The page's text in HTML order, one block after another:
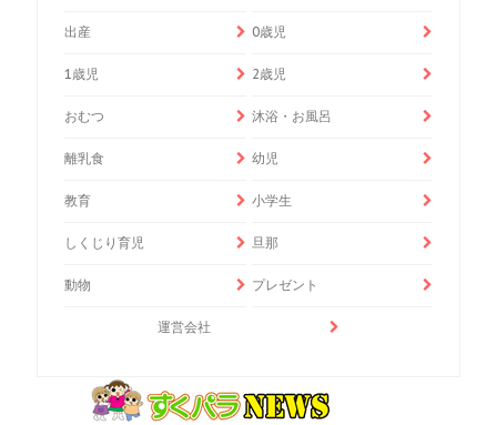
出産 0歳児
1歳児 2歳児
おむつ 沐浴・お風呂
離乳食 幼児
教育 小学生
しくじり育児 旦那
動物 プレゼント
運営会社